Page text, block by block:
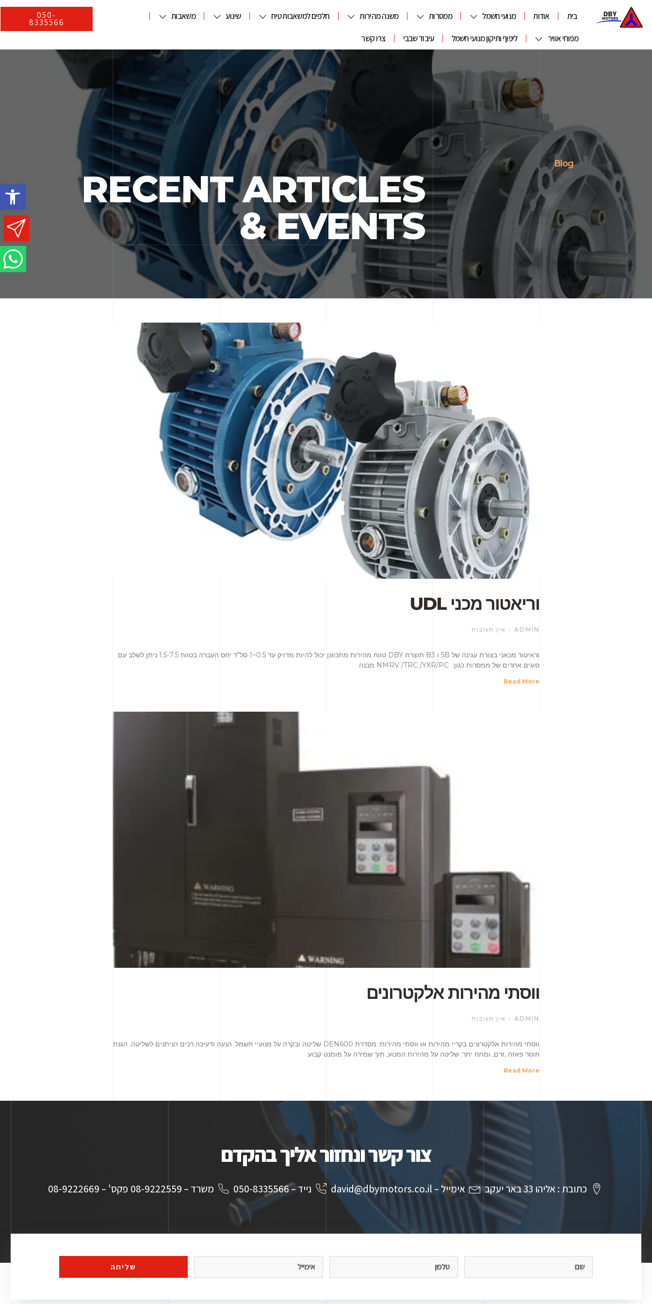
פתח
בית אודות מנועי חשמל ממסרות משנה מהירות חלפים למשאבות טיח שינוע משאבות
מפוחי אוויר ליפוף ותיקון מנועי חשמל עיבוד שבבי צרו קשר
050-
8335566
Blog
RECENT ARTICLES
& EVENTS
וריאטור מכני UDL
ADMIN אין תגובות
וראיטור מכאני בצורת עגינה של 5B ו B3 תוצרת DBY טווח מהירות מתכוונן יכול להיות מדויק עד 0.5~1 סל"ד יחס העברה בטווח 1.5-7.5 ניתן לשלב עם
סוגים אחרים של ממסרות כגון: NMRV /TRC /YXR/PC מבנה
Read More
ווסתי מהירות אלקטרונים
ADMIN אין תגובות
ווסתי מהירות אלקטרונים בקריי מהירות או ווסתי מהירות: מסדרת DEN600 שליטה ובקרה על מנועיי חשמל. הנעה ודעיכה רכים הניתנים לשליטה. הגנת
חוסר פאזה ,זרם, ומתח יתר. שליטה על מהירות המנוע, תוך שמירה על מומנט קבוע.
Read More
צור קשר ונחזור אליך בהקדם
כתובת : אליהו 33 באר יעקב אימייל – david@dbymotors.co.il נייד – 050-8335566 משרד – 08-9222559 פקס' – 08-9222669
שליחה